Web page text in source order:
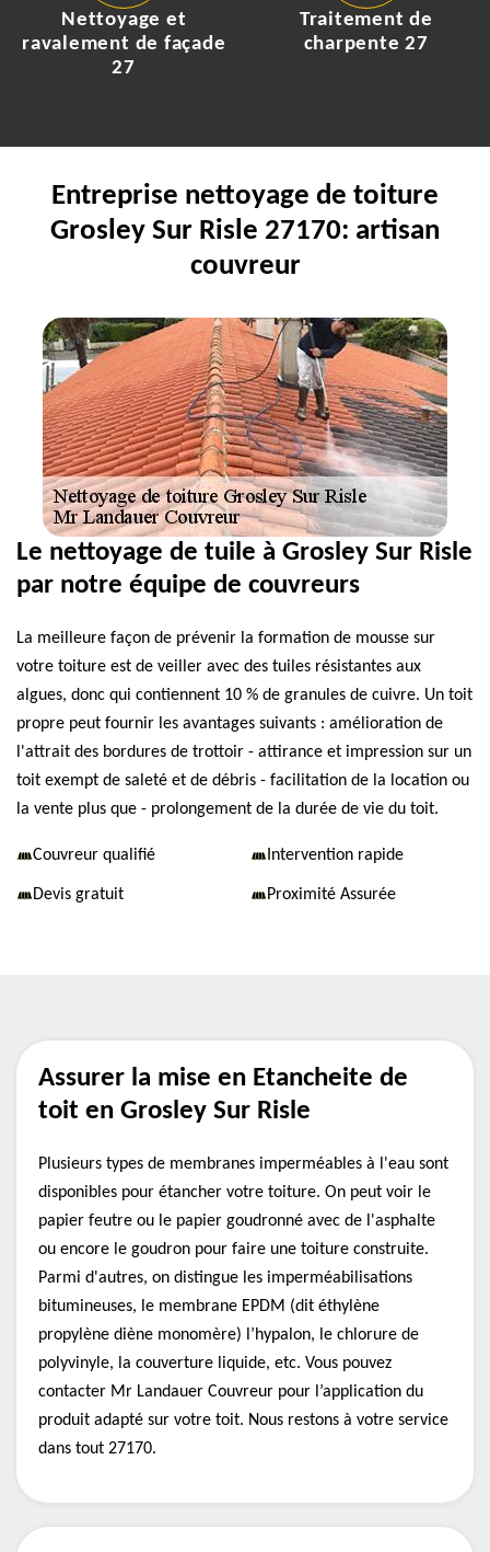
Nettoyage et
ravalement de façade
27
Traitement de
charpente 27
Entreprise nettoyage de toiture
Grosley Sur Risle 27170: artisan
couvreur
Le nettoyage de tuile à Grosley Sur Risle
par notre équipe de couvreurs
La meilleure façon de prévenir la formation de mousse sur
votre toiture est de veiller avec des tuiles résistantes aux
algues, donc qui contiennent 10 % de granules de cuivre. Un toit
propre peut fournir les avantages suivants : amélioration de
l'attrait des bordures de trottoir - attirance et impression sur un
toit exempt de saleté et de débris - facilitation de la location ou
la vente plus que - prolongement de la durée de vie du toit.
Couvreur qualifié Intervention rapide
Devis gratuit Proximité Assurée
Assurer la mise en Etancheite de
toit en Grosley Sur Risle
Plusieurs types de membranes imperméables à l'eau sont
disponibles pour étancher votre toiture. On peut voir le
papier feutre ou le papier goudronné avec de l'asphalte
ou encore le goudron pour faire une toiture construite.
Parmi d'autres, on distingue les imperméabilisations
bitumineuses, le membrane EPDM (dit éthylène
propylène diène monomère) l’hypalon, le chlorure de
polyvinyle, la couverture liquide, etc. Vous pouvez
contacter Mr Landauer Couvreur pour l’application du
produit adapté sur votre toit. Nous restons à votre service
dans tout 27170.